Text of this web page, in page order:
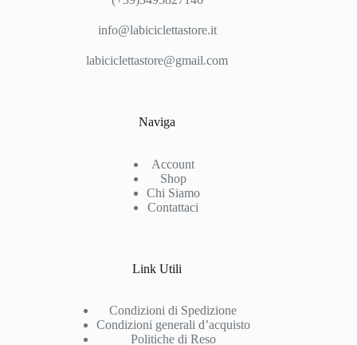
info@labiciclettastore.it
labiciclettastore@gmail.com
Naviga
Account
Shop
Chi Siamo
Contattaci
Link Utili
Condizioni di Spedizione
Condizioni generali d’acquisto
Politiche di Reso